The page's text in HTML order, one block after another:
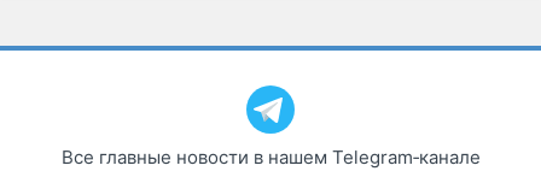
Все главные новости в нашем Telegram‑канале